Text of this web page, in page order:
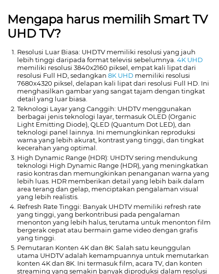
Mengapa harus memilih Smart TV
UHD TV?
Resolusi Luar Biasa: UHDTV memiliki resolusi yang jauh
lebih tinggi daripada format televisi sebelumnya. 4K UHD
memiliki resolusi 3840x2160 piksel, empat kali lipat dari
resolusi Full HD, sedangkan 8K UHD memiliki resolusi
7680x4320 piksel, delapan kali lipat dari resolusi Full HD. Ini
menghasilkan gambar yang sangat tajam dengan tingkat
detail yang luar biasa.
Teknologi Layar yang Canggih: UHDTV menggunakan
berbagai jenis teknologi layar, termasuk OLED (Organic
Light Emitting Diode), QLED (Quantum Dot LED), dan
teknologi panel lainnya. Ini memungkinkan reproduksi
warna yang lebih akurat, kontrast yang tinggi, dan tingkat
kecerahan yang optimal.
High Dynamic Range (HDR): UHDTV sering mendukung
teknologi High Dynamic Range (HDR), yang meningkatkan
rasio kontras dan memungkinkan penanganan warna yang
lebih luas. HDR memberikan detail yang lebih baik dalam
area terang dan gelap, menciptakan pengalaman visual
yang lebih realistis.
Refresh Rate Tinggi: Banyak UHDTV memiliki refresh rate
yang tinggi, yang berkontribusi pada pengalaman
menonton yang lebih halus, terutama untuk menonton film
bergerak cepat atau bermain game video dengan grafis
yang tinggi.
Pemutaran Konten 4K dan 8K: Salah satu keunggulan
utama UHDTV adalah kemampuannya untuk memutarkan
konten 4K dan 8K. Ini termasuk film, acara TV, dan konten
streaming yang semakin banyak diproduksi dalam resolusi